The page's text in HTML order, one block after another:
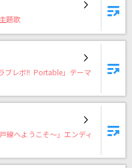
題歌
ブレボ!! Portable」テーマ
線へようこそ～」エンディ